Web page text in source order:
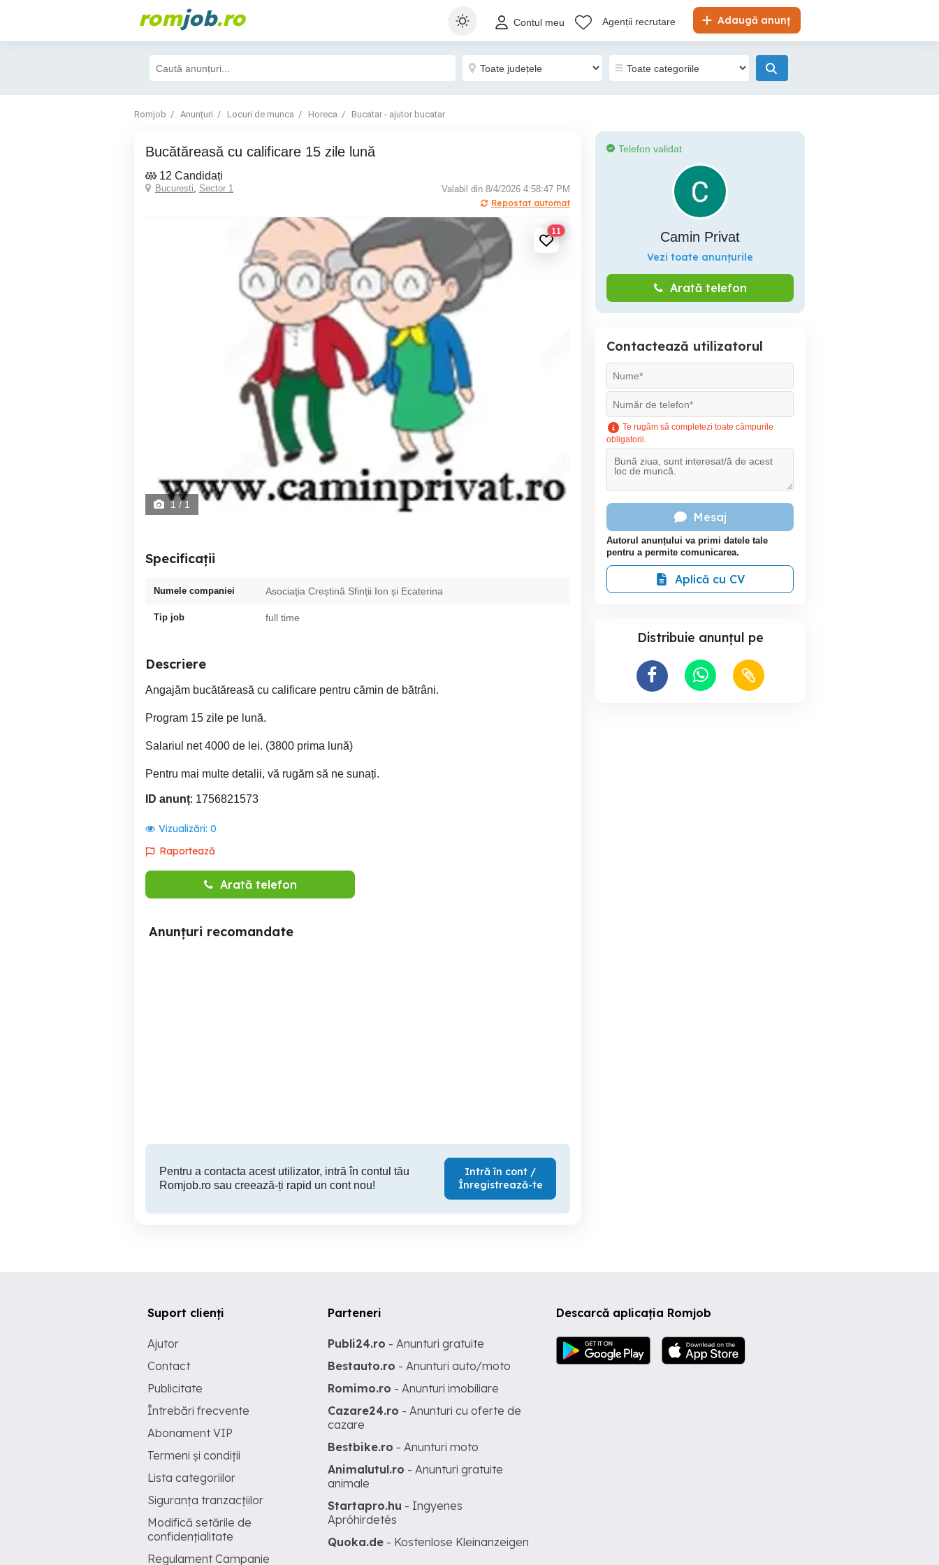
romjob.ro Adaugă anunț
Contul meu Agenții recrutare
Romjob Anunțuri Locuri de munca Horeca Bucatar - ajutor bucatar
Bucătăreasă cu calificare 15 zile lună
12 Candidați
Bucuresti, Sector 1
Valabil din 8/4/2026 4:58:47 PM
Repostat automat
11
1 / 1
Specificații
Numele companiei Asociația Creștină Sfinții Ion și Ecaterina
Tip job full time
Descriere
Angajăm bucătăreasă cu calificare pentru cămin de bătrâni.
Program 15 zile pe lună.
Salariul net 4000 de lei. (3800 prima lună)
Pentru mai multe detalii, vă rugăm să ne sunați.
ID anunț: 1756821573
Vizualizări: 0
Raportează
Arată telefon
Anunțuri recomandate
Pentru a contacta acest utilizator, intră în contul tău
Romjob.ro sau creează-ți rapid un cont nou!
Intră în cont /
Înregistrează-te
Telefon validat
Camin Privat
Vezi toate anunțurile
Arată telefon
Contactează utilizatorul
Te rugăm să completezi toate câmpurile
obligatorii.
Mesaj
Autorul anunțului va primi datele tale
pentru a permite comunicarea.
Aplică cu CV
Distribuie anunțul pe
Descarcă aplicația Romjob
Suport clienți
Ajutor
Contact
Publicitate
Întrebări frecvente
Abonament VIP
Termeni și condiții
Lista categoriilor
Siguranța tranzacțiilor
Modifică setările de
confidențialitate
Regulament Campanie
Parteneri
Publi24.ro - Anunturi gratuite
Bestauto.ro - Anunturi auto/moto
Romimo.ro - Anunturi imobiliare
Cazare24.ro - Anunturi cu oferte de
cazare
Bestbike.ro - Anunturi moto
Animalutul.ro - Anunturi gratuite
animale
Startapro.hu - Ingyenes
Apróhirdetés
Quoka.de - Kostenlose Kleinanzeigen